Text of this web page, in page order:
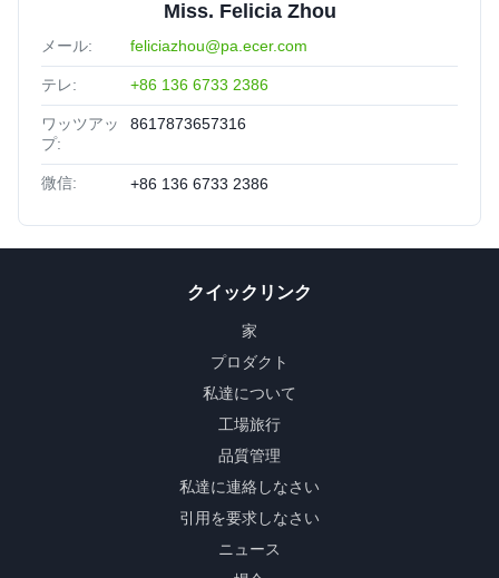
Miss. Felicia Zhou
メール: feliciazhou@pa.ecer.com
テレ: +86 136 6733 2386
ワッツアッ
プ:
8617873657316
微信: +86 136 6733 2386
クイックリンク
家
プロダクト
私達について
工場旅行
品質管理
私達に連絡しなさい
引用を要求しなさい
ニュース